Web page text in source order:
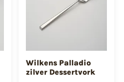
Wilkens Palladio
zilver Dessertvork